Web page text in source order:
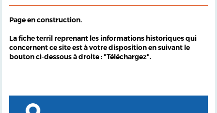
Page en construction.
La fiche terril reprenant les informations historiques qui
concernent ce site est à votre disposition en suivant le
bouton ci-dessous à droite : "Téléchargez".